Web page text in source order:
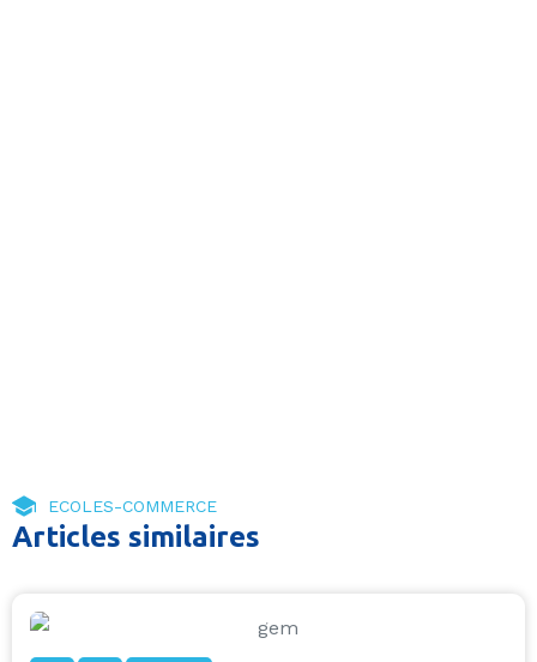
ECOLES-COMMERCE
Articles similaires